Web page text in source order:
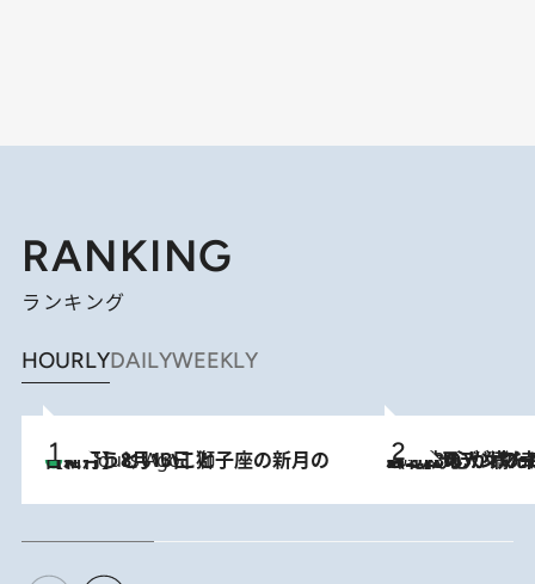
RANKING
ランキング
HOURLYDAILYWEEKLY
4 Hours Ago
【新月】8月13日 獅子座の新月の日に行うといいこと 2026.8.8
《北欧の人々の幸福度が高いのは…》元デンマーク親善大使が出会った“心が満たされる暮らし”「いいかげんにヒュッゲしなさい！」